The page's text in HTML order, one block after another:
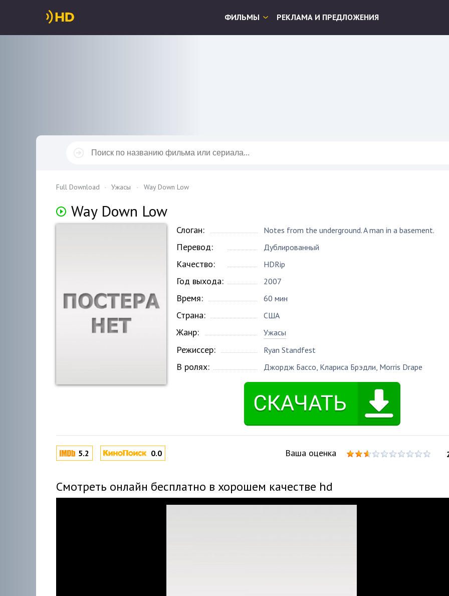
ФИЛЬМЫ РЕКЛАМА И ПРЕДЛОЖЕНИЯ
Full Download Ужасы Way Down Low
Way Down Low
Слоган: Notes from the underground. A man in a basement.
Перевод: Дублированный
Качество: HDRip
Год выхода: 2007
Время: 60 мин
Страна: США
Жанр: Ужасы
Режиссер: Ryan Standfest
В ролях: Джордж Бассо, Клариса Брэдли, Morris Drape
5.2 0.0 Ваша оценка
Смотреть онлайн бесплатно в хорошем качестве hd